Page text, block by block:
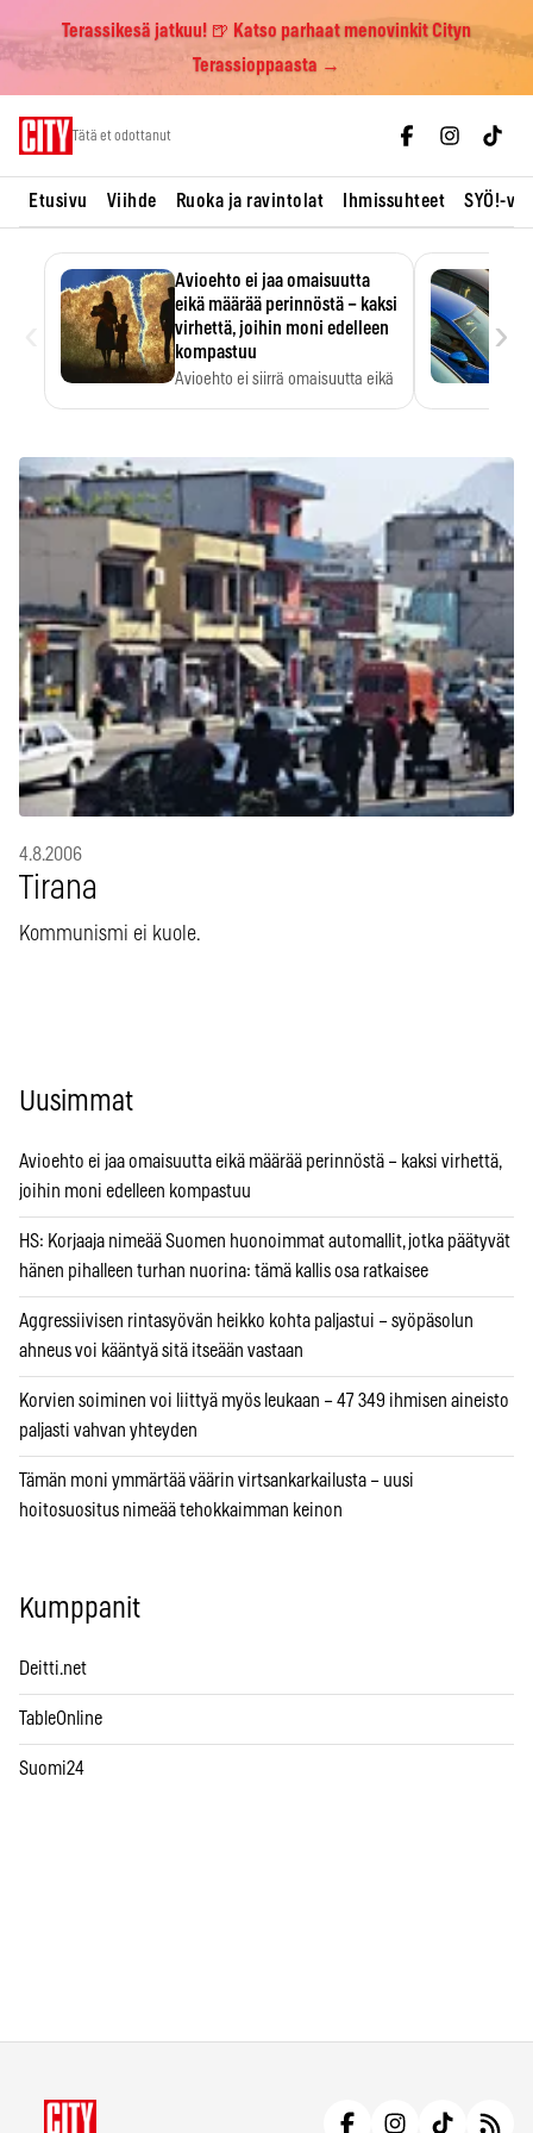
Terassikesä jatkuu! 🍺 Katso parhaat menovinkit Cityn
Terassioppaasta →
Tätä et odottanut
Etusivu Viihde Ruoka ja ravintolat Ihmissuhteet SYÖ!-
Avioehto ei jaa omaisuutta
eikä määrää perinnöstä – kaksi
virhettä, joihin moni edelleen
kompastuu
Avioehto ei siirrä omaisuutta eikä
›
4.8.2006
Tirana
Kommunismi ei kuole.
Uusimmat
Avioehto ei jaa omaisuutta eikä määrää perinnöstä – kaksi virhettä,
joihin moni edelleen kompastuu
HS: Korjaaja nimeää Suomen huonoimmat automallit, jotka päätyvät
hänen pihalleen turhan nuorina: tämä kallis osa ratkaisee
Aggressiivisen rintasyövän heikko kohta paljastui – syöpäsolun
ahneus voi kääntyä sitä itseään vastaan
Korvien soiminen voi liittyä myös leukaan – 47 349 ihmisen aineisto
paljasti vahvan yhteyden
Tämän moni ymmärtää väärin virtsankarkailusta – uusi
hoitosuositus nimeää tehokkaimman keinon
Kumppanit
Deitti.net
TableOnline
Suomi24